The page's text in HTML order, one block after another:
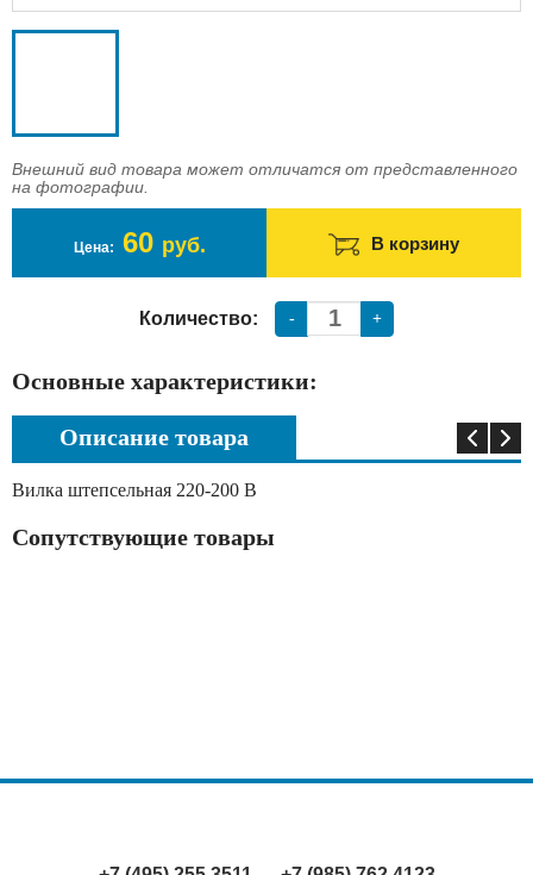
Внешний вид товара может отличатся от представленного
на фотографии.
Цена: 60 руб. В корзину
Количество: - +
Основные характеристики:
Описание товара
Вилка штепсельная 220-200 В
Сопутствующие товары